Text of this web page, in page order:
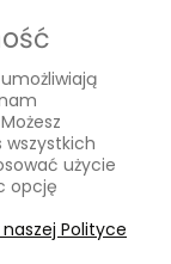
użycie
opcję
Polityce